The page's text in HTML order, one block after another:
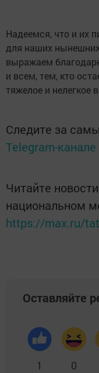
Надеемся, что и их
для наших
выражаем
и всем, тем, кто
тяжелое и нелегкое
Следите за
Telegram-канале
Читайте
национальном
https://max.ru/
Оставляйте
1 0